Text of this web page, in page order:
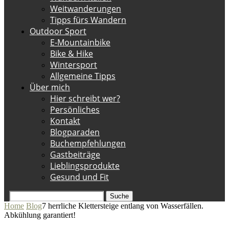
Weitwanderungen
Tipps fürs Wandern
Outdoor Sport
E-Mountainbike
Bike & Hike
Wintersport
Allgemeine Tipps
Über mich
Hier schreibt wer?
Persönliches
Kontakt
Blogparaden
Buchempfehlungen
Gastbeiträge
Lieblingsprodukte
Gesund und Fit
Suche
Home Blog7 herrliche Klettersteige entlang von Wasserfällen.
Abkühlung garantiert!